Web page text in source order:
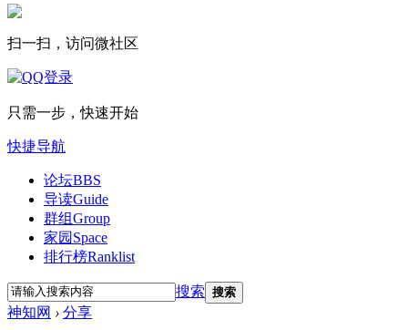
扫一扫，访问微社区
只需一步，快速开始
快捷导航
论坛BBS
导读Guide
群组Group
家园 Space
排行榜Ranklist
搜索 搜索
神知网 › 分享